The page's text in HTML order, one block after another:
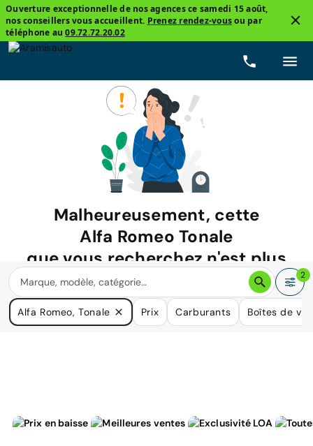
Ouverture exceptionnelle de nos agences ce samedi 15 août,
nos conseillers vous accueillent. Prenez rendez-vousou par
téléphone au09.72.72.20.02
Malheureusement, cette
Alfa Romeo Tonale
que vous recherchez n'est plus
disponible.
Nous avons de nombreuses voitures qui pourraient répondre
à vos besoins.
2
Alfa Romeo, Tonale Prix Carburants Boîtes de